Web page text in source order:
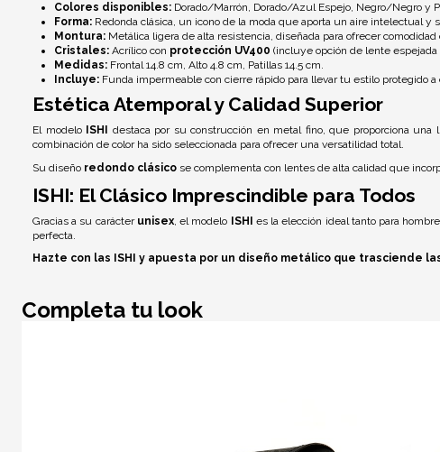
Colores disponibles: Dorado/Marrón, Dorado/Azul Espejo, Negro/Negro y
Forma: Redonda clásica, un icono de la moda que aporta un aire intelectual y
Montura: Metálica ligera de alta resistencia, diseñada para ofrecer
Cristales: Acrílico con protección UV400 (incluye opción de lente espejada
Medidas: Frontal 14.8 cm, Alto 4.8 cm, Patillas 14.5 cm.
Incluye: Funda impermeable con cierre rápido para llevar tu estilo protegido
Estética Atemporal y Calidad Superior
El modelo ISHI destaca por su construcción en metal fino, que proporciona
combinación de color ha sido seleccionada para ofrecer una versatilidad total.
Su diseño redondo clásico se complementa con lentes de alta calidad que
ISHI: El Clásico Imprescindible para Todos
Gracias a su carácter unisex, el modelo ISHI es la elección ideal tanto para
perfecta.
Hazte con las ISHI y apuesta por un diseño metálico que trasciende
Completa tu look